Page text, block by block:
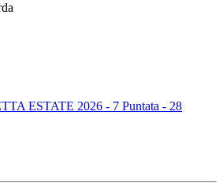
ESTATE 2026 - 7 Puntata - 28